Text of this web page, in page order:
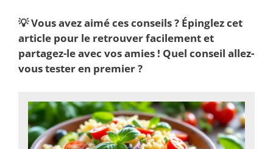
💡 Vous avez aimé ces conseils ? Épinglez cet
article pour le retrouver facilement et
partagez-le avec vos amies ! Quel conseil allez-
vous tester en premier ?